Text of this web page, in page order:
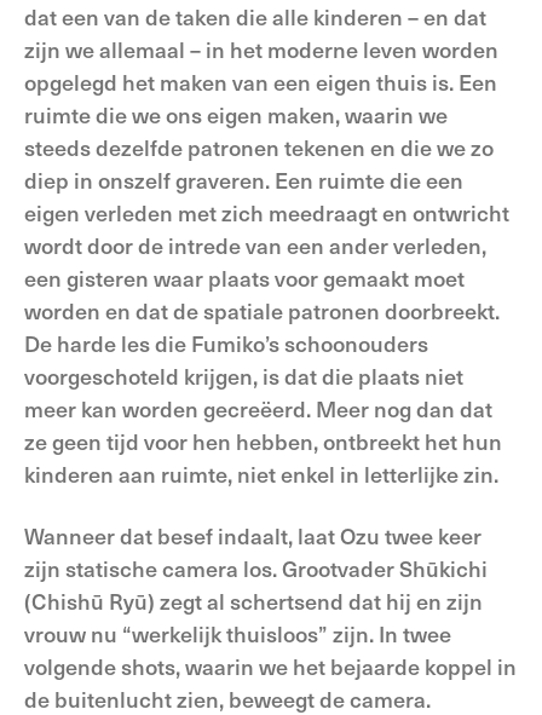
dat een van de taken die alle kinderen – en dat
zijn we allemaal – in het moderne leven worden
opgelegd het maken van een eigen thuis is. Een
ruimte die we ons eigen maken, waarin we
steeds dezelfde patronen tekenen en die we zo
diep in onszelf graveren. Een ruimte die een
eigen verleden met zich meedraagt en ontwricht
wordt door de intrede van een ander verleden,
een gisteren waar plaats voor gemaakt moet
worden en dat de spatiale patronen doorbreekt.
De harde les die Fumiko’s schoonouders
voorgeschoteld krijgen, is dat die plaats niet
meer kan worden gecreëerd. Meer nog dan dat
ze geen tijd voor hen hebben, ontbreekt het hun
kinderen aan ruimte, niet enkel in letterlijke zin.
Wanneer dat besef indaalt, laat Ozu twee keer
zijn statische camera los. Grootvader Shūkichi
(Chishū Ryū) zegt al schertsend dat hij en zijn
vrouw nu “werkelijk thuisloos” zijn. In twee
volgende shots, waarin we het bejaarde koppel in
de buitenlucht zien, beweegt de camera.